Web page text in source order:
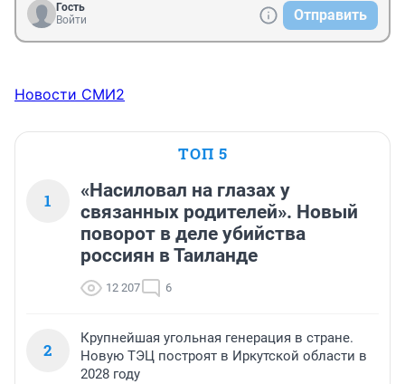
Гость
Войти
Отправить
Новости СМИ2
ТОП 5
1
«Насиловал на глазах у
связанных родителей». Новый
поворот в деле убийства
россиян в Таиланде
12 207 6
2
Крупнейшая угольная генерация в стране.
Новую ТЭЦ построят в Иркутской области в
2028 году